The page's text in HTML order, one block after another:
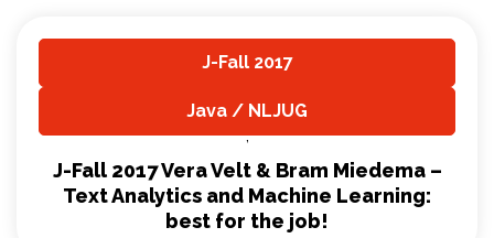
J-Fall 2017
Java / NLJUG
,
J-Fall 2017 Vera Velt & Bram Miedema –
Text Analytics and Machine Learning:
best for the job!